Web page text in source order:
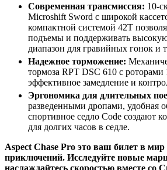
Современная трансмиссия: 10-
Microshift Sword с широкой
компактной системой 42T
подъемы и поддерживать высокую
диапазон для гравийных гонок и
Надежное торможение:
тормоза RPT DSC 610 с
эффективное замедление и
Эргономика для длительных
разведенными дропами, удобная
спортивное седло Code создают
для долгих часов в седле.
Aspect Chase Pro это ваш билет в
приключений. Исследуйте новые
наслаждайтесь скоростью вместе со